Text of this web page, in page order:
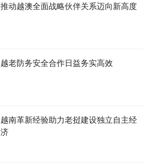
推动越澳全面战略伙伴关系迈向新高度
越老防务安全合作日益务实高效
越南革新经验助力老挝建设独立自主经
济